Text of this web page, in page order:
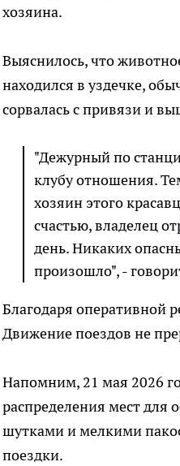
хозяина.
Выяснилось, что
находился в уздечке,
сорвалась с привязи и
"Дежурный по
клубу отношения.
хозяин этого
счастью, владелец
день. Никаких
произошло", -
Благодаря оперативной
Движение поездов не
Напомним, 21 мая 2026
распределения мест для
шутками и мелкими
поездки.